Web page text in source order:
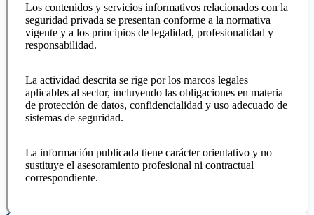
Los contenidos y servicios informativos relacionados con la
seguridad privada se presentan conforme a la normativa
vigente y a los principios de legalidad, profesionalidad y
responsabilidad.
La actividad descrita se rige por los marcos legales
aplicables al sector, incluyendo las obligaciones en materia
de protección de datos, confidencialidad y uso adecuado de
sistemas de seguridad.
La información publicada tiene carácter orientativo y no
sustituye el asesoramiento profesional ni contractual
correspondiente.